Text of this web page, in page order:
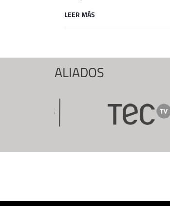
LEER MÁS
ALIADOS